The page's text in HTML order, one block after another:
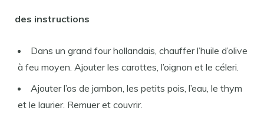
des instructions
Dans un grand four hollandais, chauffer l’huile d’olive
à feu moyen. Ajouter les carottes, l’oignon et le céleri.
Ajouter l’os de jambon, les petits pois, l’eau, le thym
et le laurier. Remuer et couvrir.